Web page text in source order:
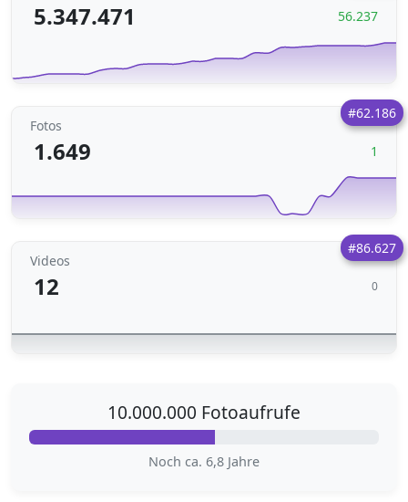
5.347.471 56.237
#62.186
Fotos
1.649 1
#86.627
Videos
12 0
10.000.000 Fotoaufrufe
Noch ca. 6,8 Jahre